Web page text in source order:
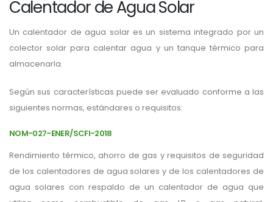
Calentador de Agua Solar
Un calentador de agua solar es un sistema integrado por un
colector solar para calentar agua y un tanque térmico para
almacenarla.
Según sus características puede ser evaluado conforme a las
siguientes normas, estándares o requisitos:
NOM-027-ENER/SCFI-2018
Rendimiento térmico, ahorro de gas y requisitos de seguridad
de los calentadores de agua solares y de los calentadores de
agua solares con respaldo de un calentador de agua que